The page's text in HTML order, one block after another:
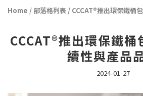
Home / 部落格列表 / CCCAT®推出環保鐵桶
CCCAT®推出環保鐵
續性與產品
2024-01-27